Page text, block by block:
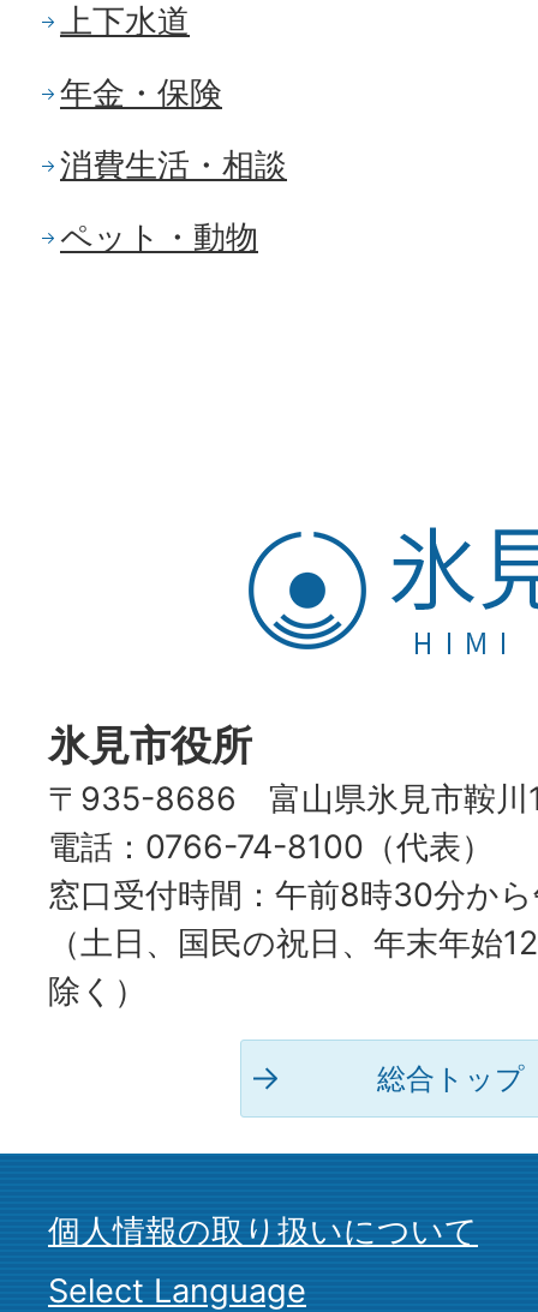
上下水道
年金・保険
消費生活・相談
ペット・動物
氷
見
市
氷見市役所
〒935-8686 富山県氷見市鞍川
電話：0766-74-8100（代表）
窓口受付時間：午前8時30分か
（土日、国民の祝日、年末年始
除く）
総合トップ
個人情報の取り扱いについて
Select Language